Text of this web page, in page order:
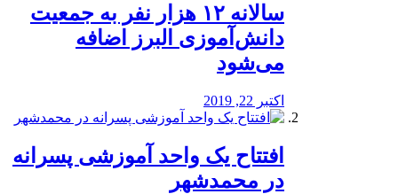
️سالانه ۱۲ هزار نفر به جمعیت
دانش‌آموزی البرز اضافه
می‌شود
اکتبر 22, 2019
افتتاح یک واحد آموزشی پسرانه
در محمدشهر